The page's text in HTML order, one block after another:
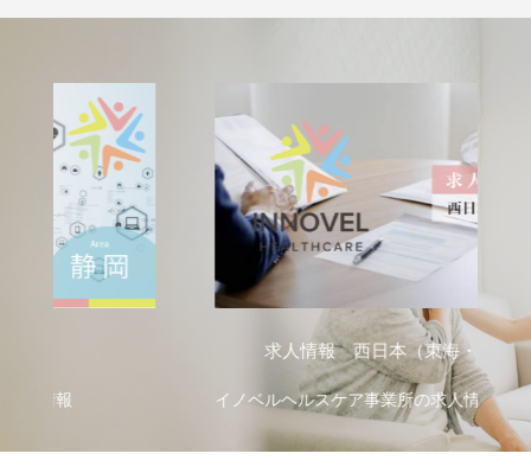
求人情報 西日本（東海・九州）
イノベルヘルスケア事業所の求人情報